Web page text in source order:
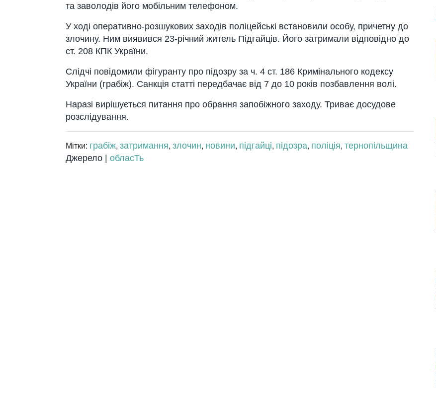
та заволодів його мобільним телефоном.
У ході оперативно-розшукових заходів поліцейські встановили особу, причетну до
злочину. Ним виявився 23-річний житель Підгайців. Його затримали відповідно до
ст. 208 КПК України.
Слідчі повідомили фігуранту про підозру за ч. 4 ст. 186 Кримінального кодексу
України (грабіж). Санкція статті передбачає від 7 до 10 років позбавлення волі.
Наразі вирішується питання про обрання запобіжного заходу. Триває досудове
розслідування.
Мітки: грабіж, затримання, злочин, новини, підгайці, підозра, поліція, тернопільщина
Джерело | обласТь